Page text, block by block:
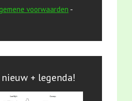
voorwaarden -
+ legenda!